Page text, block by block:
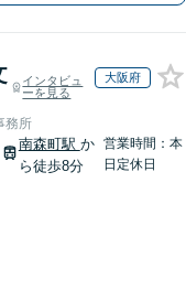
インタビュ
ーを見る
大阪府
務所
南森町駅 か
ら徒歩8分
営業時間：本
日定休日